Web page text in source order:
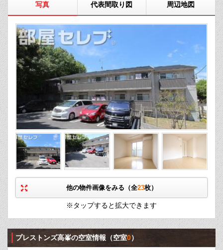
写真 代表間取り図 周辺地図
他の物件画像をみる（全23枚）
※タップすると拡大できます
プレストンズ高峯の空室情報 （空室0）